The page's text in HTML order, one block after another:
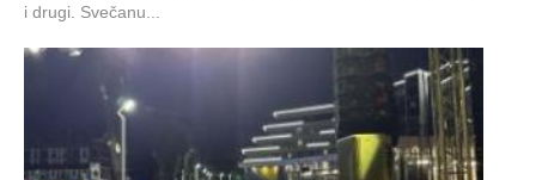
i drugi. Svečanu...